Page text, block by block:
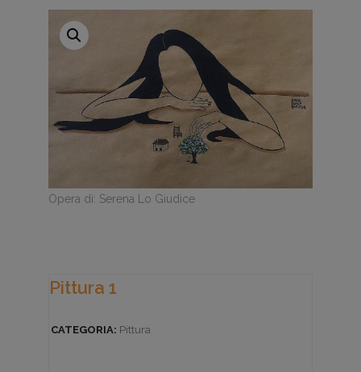
Opera di: Serena Lo Giudice
Pittura 1
CATEGORIA: Pittura